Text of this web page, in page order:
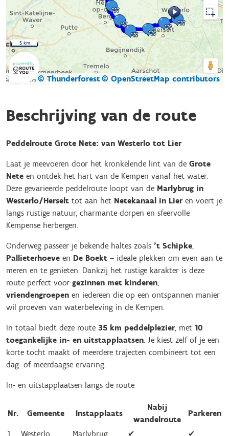
Kaartgegevens © Thunderforest© OpenStreetMap contributors
5 km
Beschrijving van de route
Peddelroute Grote Nete: van Westerlo tot Lier
Laat je meevoeren door het kronkelende lint van de Grote
Nete en ontdek het hart van de Kempen vanaf het water.
Deze gevarieerde peddelroute loopt van de Marlybrug in
Westerlo/Herselt tot aan het Netekanaal in Lieren voert je
langs rustige natuur, charmante dorpen en sfeervolle
Kempense herbergen.
Onderweg passeer je bekende haltes zoals ’t Schipke,
Pallieterhoeve en De Boekt – ideale plekken om even aan te
meren en te genieten. Dankzij het rustige karakter is deze
route perfect voor gezinnen met kinderen,
vriendengroepen en iedereen die op een ontspannen manier
wil proeven van waterbeleving in de Kempen.
In totaal biedt deze route 35 km peddelplezier, met 10
toegankelijke in- en uitstapplaatsen. Je kiest zelf of je een
korte tocht maakt of meerdere trajecten combineert tot een
dag- of meerdaagse ervaring.
In- en uitstapplaatsen langs de route
Nr. Gemeente Instapplaats
Nabij
wandelroute
Parkeren
1 Westerlo Marlybrug ✔︎
✔︎